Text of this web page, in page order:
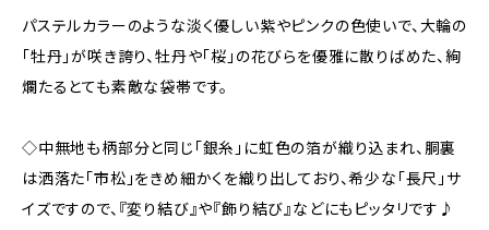
パステルカラーのような淡く優しい紫やピンクの色使いで、大輪の
「牡丹」が咲き誇り、牡丹や「桜」の花びらを優雅に散りばめた、絢
爛たるとても素敵な袋帯です。
◇中無地も柄部分と同じ「銀糸」に虹色の箔が織り込まれ、胴裏
は洒落た「市松」をきめ細かくを織り出しており、希少な「長尺」サ
イズですので、『変り結び』や『飾り結び』などにもピッタリです♪